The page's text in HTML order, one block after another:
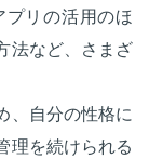
リの活用のほ
法など、さまざ
、自分の性格に
理を続けられる